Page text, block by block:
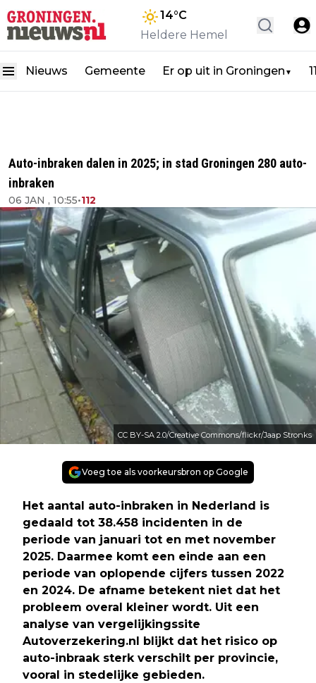
14°C
Heldere Hemel
Nieuws Gemeente Er op uit in Groningen ▼
Auto-inbraken dalen in 2025; in stad Groningen 280 auto-
inbraken
06 JAN , 10:55•112
CC BY-SA 2.0/Creative Commons/flickr/Jaap Stronks
Voeg toe als voorkeursbron op Google
Het aantal auto-inbraken in Nederland is
gedaald tot 38.458 incidenten in de
periode van januari tot en met november
2025. Daarmee komt een einde aan een
periode van oplopende cijfers tussen 2022
en 2024. De afname betekent niet dat het
probleem overal kleiner wordt. Uit een
analyse van vergelijkingssite
Autoverzekering.nl blijkt dat het risico op
auto-inbraak sterk verschilt per provincie,
vooral in stedelijke gebieden.